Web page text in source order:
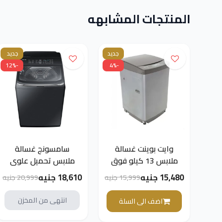
المنتجات المشابهه
جديد
-4%
وايت بوينت غسالة
ملابس 13 كيلو فوق
أوتوماتيك لون كوفى
WPTL13DFGCMA
15,480 جنيه 15,999 جنيه
اضف الى السلة
جديد
-12%
سامسونج غسالة
ملابس تحميل علوى
ديجيتال انفرتر 22 كم -
أسود - موديل
WA22M8700GV/AS
18,610 جنيه 20,999 جنيه
انتهى من المخزن